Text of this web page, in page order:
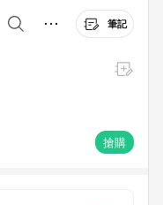
筆記
搶購